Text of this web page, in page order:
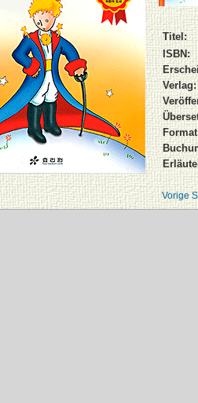
Titel:
ISBN:
Verlag:
Vorige